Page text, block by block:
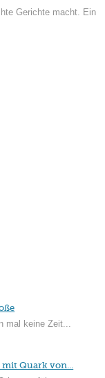
Gerichte macht. Ein
mal keine Zeit...
Quark von...